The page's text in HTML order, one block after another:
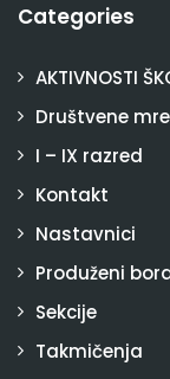
Categories
AKTIVNOSTI
Društvene
I – IX razred
Kontakt
Nastavnici
Produženi
Sekcije
Takmičenja